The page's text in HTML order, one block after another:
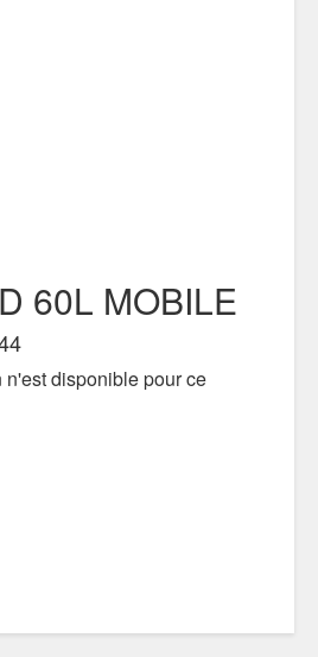
pour moi
60L MOBILE
disponible pour ce